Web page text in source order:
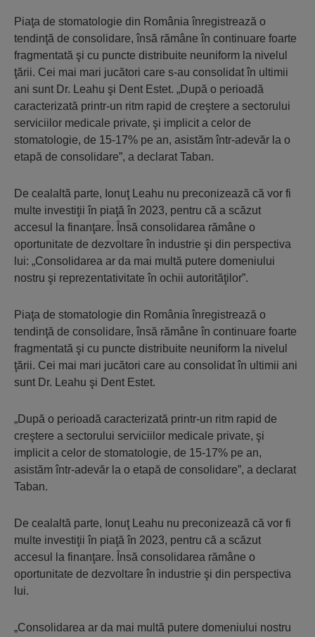
Piaţa de stomatologie din România înregistrează o
tendinţă de consolidare, însă rămâne în continuare foarte
fragmentată şi cu puncte distribuite neuniform la nivelul
ţării. Cei mai mari jucători care s-au consolidat în ultimii
ani sunt Dr. Leahu şi Dent Estet. „După o perioadă
caracterizată printr-un ritm rapid de creştere a sectorului
serviciilor medicale private, şi implicit a celor de
stomatologie, de 15-17% pe an, asistăm într-adevăr la o
etapă de consolidare”, a declarat Taban.
De cealaltă parte, Ionuţ Leahu nu preconizează că vor fi
multe investiţii în piaţă în 2023, pentru că a scăzut
accesul la finanţare. Însă consolidarea rămâne o
oportunitate de dezvoltare în industrie şi din perspectiva
lui: „Consolidarea ar da mai multă putere domeniului
nostru şi reprezentativitate în ochii autorităţilor”.
Piaţa de stomatologie din România înregistrează o
tendinţă de consolidare, însă rămâne în continuare foarte
fragmentată şi cu puncte distribuite neuniform la nivelul
ţării. Cei mai mari jucători care au consolidat în ultimii ani
sunt Dr. Leahu şi Dent Estet.
„După o perioadă caracterizată printr-un ritm rapid de
creştere a sectorului serviciilor medicale private, şi
implicit a celor de stomatologie, de 15-17% pe an,
asistăm într-adevăr la o etapă de consolidare”, a declarat
Taban.
De cealaltă parte, Ionuţ Leahu nu preconizează că vor fi
multe investiţii în piaţă în 2023, pentru că a scăzut
accesul la finanţare. Însă consolidarea rămâne o
oportunitate de dezvoltare în industrie şi din perspectiva
lui.
„Consolidarea ar da mai multă putere domeniului nostru